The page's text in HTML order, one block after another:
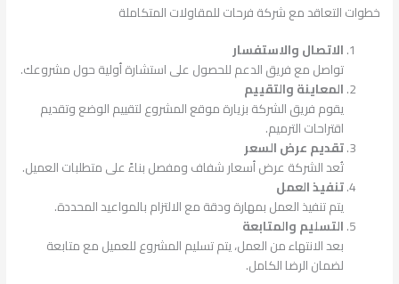
خطوات التعاقد مع شركة فرحات للمقاولات المتكاملة
الاتصال والاستفسار
تواصل مع فريق الدعم للحصول على استشارة أولية حول مشروعك.
المعاينة والتقييم
يقوم فريق الشركة بزيارة موقع المشروع لتقييم الوضع وتقديم
اقتراحات الترميم.
تقديم عرض السعر
تُعد الشركة عرض أسعار شفاف ومفصل بناءً على متطلبات العميل.
تنفيذ العمل
يتم تنفيذ العمل بمهارة ودقة مع الالتزام بالمواعيد المحددة.
التسليم والمتابعة
بعد الانتهاء من العمل، يتم تسليم المشروع للعميل مع متابعة
لضمان الرضا الكامل.